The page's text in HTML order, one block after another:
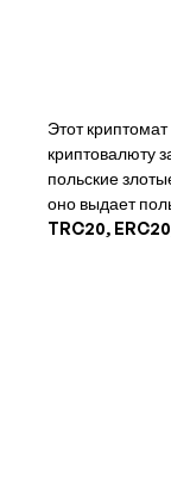
Этот криптомат
криптовалюту
польские
оно выдает
TRC20,